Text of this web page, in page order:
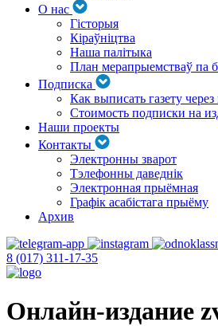
О нас
Гісторыя
Кіраўніцтва
Наша палітыка
План мерапрыемстваў па
Подписка
Как выписать газету через
Стоимость подписки на
Наши проекты
Контакты
Электронны зварот
Тэлефонны даведнік
Электронная прыёмная
Графік асабістага прыёму
Архив
8 (017) 311-17-35
Онлайн-издание